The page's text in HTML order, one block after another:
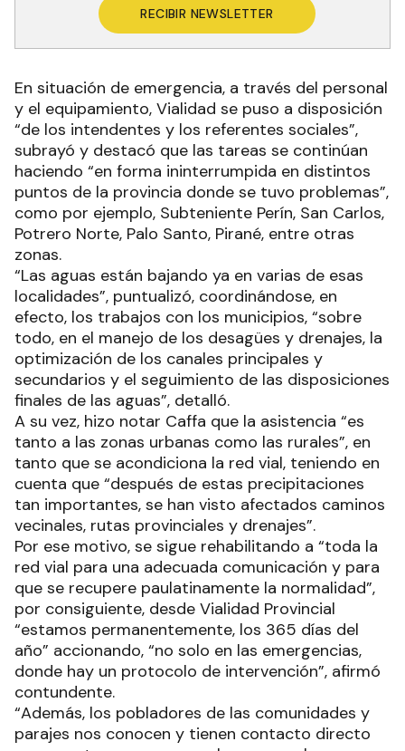
RECIBIR NEWSLETTER
En situación de emergencia, a través del personal
y el equipamiento, Vialidad se puso a disposición
“de los intendentes y los referentes sociales”,
subrayó y destacó que las tareas se continúan
haciendo “en forma ininterrumpida en distintos
puntos de la provincia donde se tuvo problemas”,
como por ejemplo, Subteniente Perín, San Carlos,
Potrero Norte, Palo Santo, Pirané, entre otras
zonas.
“Las aguas están bajando ya en varias de esas
localidades”, puntualizó, coordinándose, en
efecto, los trabajos con los municipios, “sobre
todo, en el manejo de los desagües y drenajes, la
optimización de los canales principales y
secundarios y el seguimiento de las disposiciones
finales de las aguas”, detalló.
A su vez, hizo notar Caffa que la asistencia “es
tanto a las zonas urbanas como las rurales”, en
tanto que se acondiciona la red vial, teniendo en
cuenta que “después de estas precipitaciones
tan importantes, se han visto afectados caminos
vecinales, rutas provinciales y drenajes”.
Por ese motivo, se sigue rehabilitando a “toda la
red vial para una adecuada comunicación y para
que se recupere paulatinamente la normalidad”,
por consiguiente, desde Vialidad Provincial
“estamos permanentemente, los 365 días del
año” accionando, “no solo en las emergencias,
donde hay un protocolo de intervención”, afirmó
contundente.
“Además, los pobladores de las comunidades y
parajes nos conocen y tienen contacto directo